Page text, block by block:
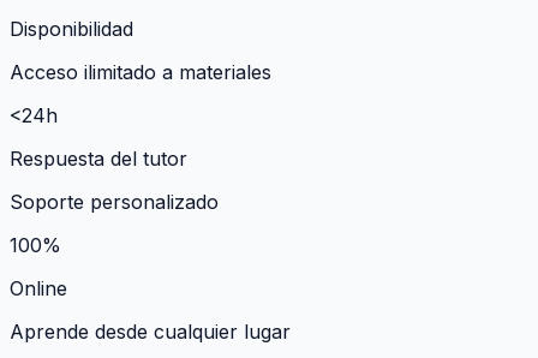
Disponibilidad
Acceso ilimitado a materiales
<24h
Respuesta del tutor
Soporte personalizado
100%
Online
Aprende desde cualquier lugar